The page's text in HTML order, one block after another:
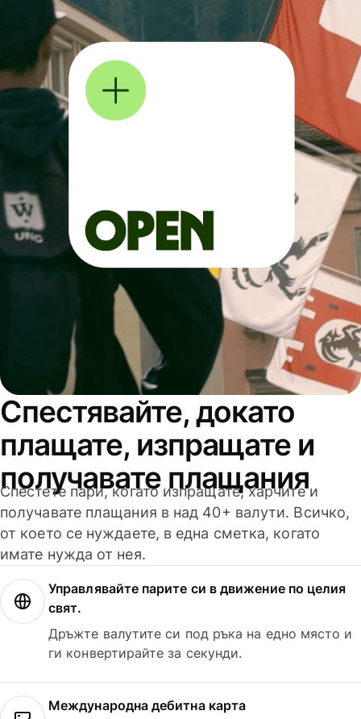
Спестявайте, докато
плащате, изпращате и
получавате плащания
Спестете пари, когато изпращате, харчите и
получавате плащания в над 40+ валути. Всичко,
от което се нуждаете, в една сметка, когато
имате нужда от нея.
Управлявайте парите си в движение по целия
свят.
Дръжте валутите си под ръка на едно място и
ги конвертирайте за секунди.
Международна дебитна карта